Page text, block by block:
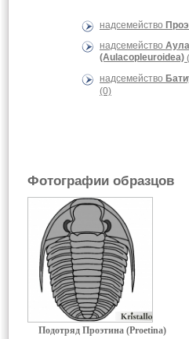
надсемейство
надсемейство
(Aulacopleuroidea)
надсемейство
(0)
Фотографии образцов
Подотряд Проэтина (Proetina)